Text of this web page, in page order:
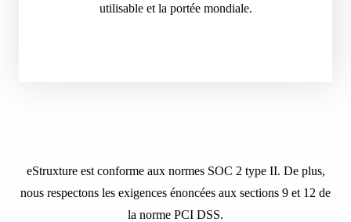
utilisable et la portée mondiale.
eStruxture est conforme aux normes SOC 2 type II. De plus,
nous respectons les exigences énoncées aux sections 9 et 12 de
la norme PCI DSS.